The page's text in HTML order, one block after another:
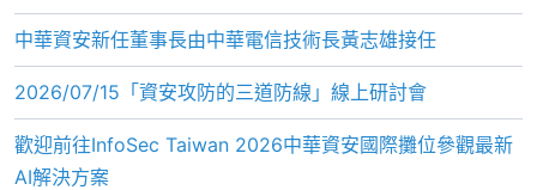
中華資安新任董事長由中華電信技術長黃志雄接任
2026/07/15「資安攻防的三道防線」線上研討會
歡迎前往InfoSec Taiwan 2026中華資安國際攤位參觀最新
AI解決方案